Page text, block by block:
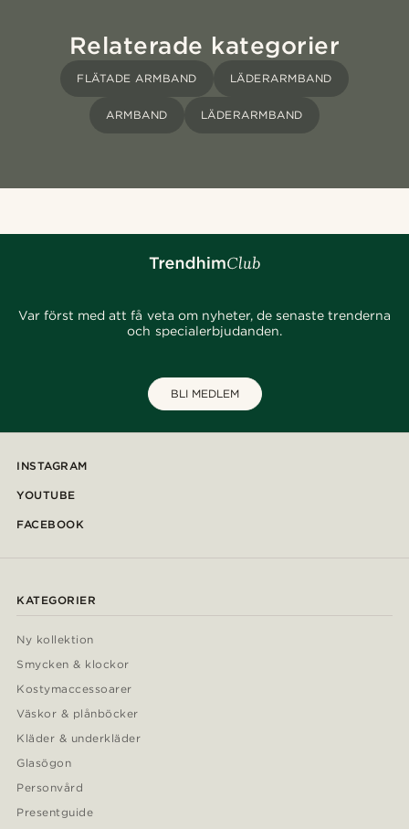
Relaterade kategorier
FLÄTADE ARMBAND LÄDERARMBAND
ARMBAND LÄDERARMBAND
Var först med att få veta om nyheter, de senaste trenderna
och specialerbjudanden.
BLI MEDLEM
INSTAGRAM
YOUTUBE
FACEBOOK
KATEGORIER
Ny kollektion
Smycken & klockor
Kostymaccessoarer
Väskor & plånböcker
Kläder & underkläder
Glasögon
Personvård
Presentguide